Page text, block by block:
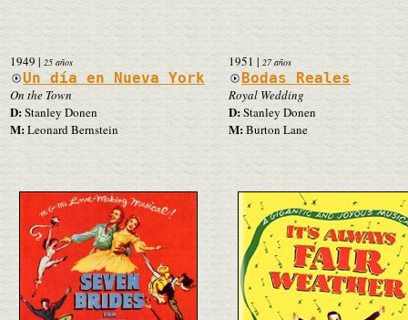
1949 | 25 años
Un día en Nueva York
On the Town
D:Stanley Donen
M:Leonard Bernstein
1951 |27 años
Bodas Reales
Royal Wedding
D:Stanley Donen
M:Burton Lane